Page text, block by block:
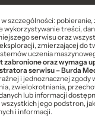
szczególności:
wykorzystywanie treści,
serwisu oraz
zmierzającej do
uczenia
zabronione oraz wymaga
serwisu – Burda
i jednoznacznej zgody
zwielokrotniania,
lub informacji
jego podstron,
i informacji.